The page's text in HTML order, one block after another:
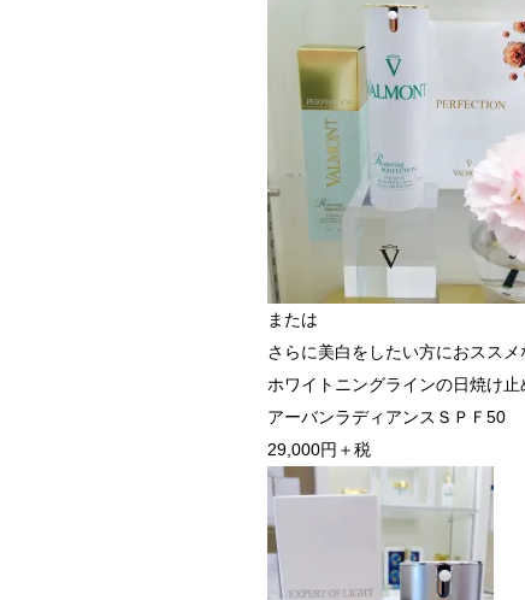
または
さらに美白をしたい方におススメ
ホワイトニングラインの日焼け止
アーバンラディアンスＳＰＦ50
29,000円＋税